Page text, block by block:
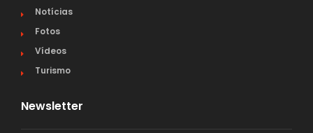
Notícias
Fotos
Vídeos
Turismo
Newsletter